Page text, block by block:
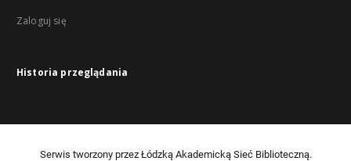
Zaloguj się
Historia przeglądania
Serwis tworzony przez Łódzką Akademicką Sieć Biblioteczną.